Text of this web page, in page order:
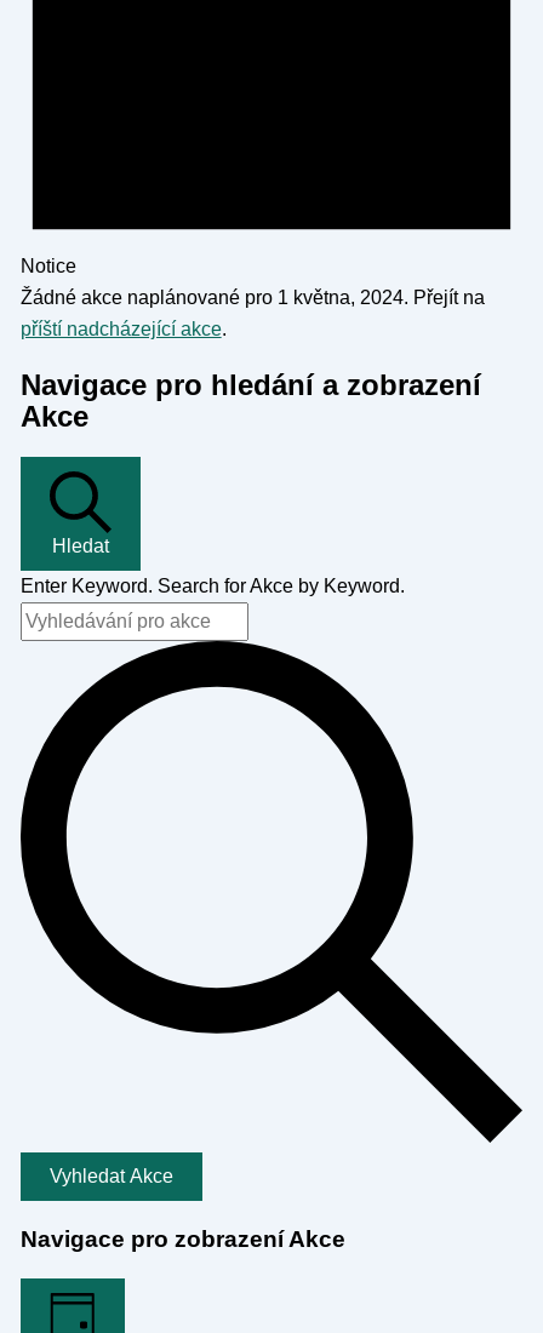
Notice
Žádné akce naplánované pro 1 května, 2024. Přejít na
příští nadcházející akce.
Navigace pro hledání a zobrazení
Akce
Hledat
Enter Keyword. Search for Akce by Keyword.
Vyhledat Akce
Navigace pro zobrazení Akce